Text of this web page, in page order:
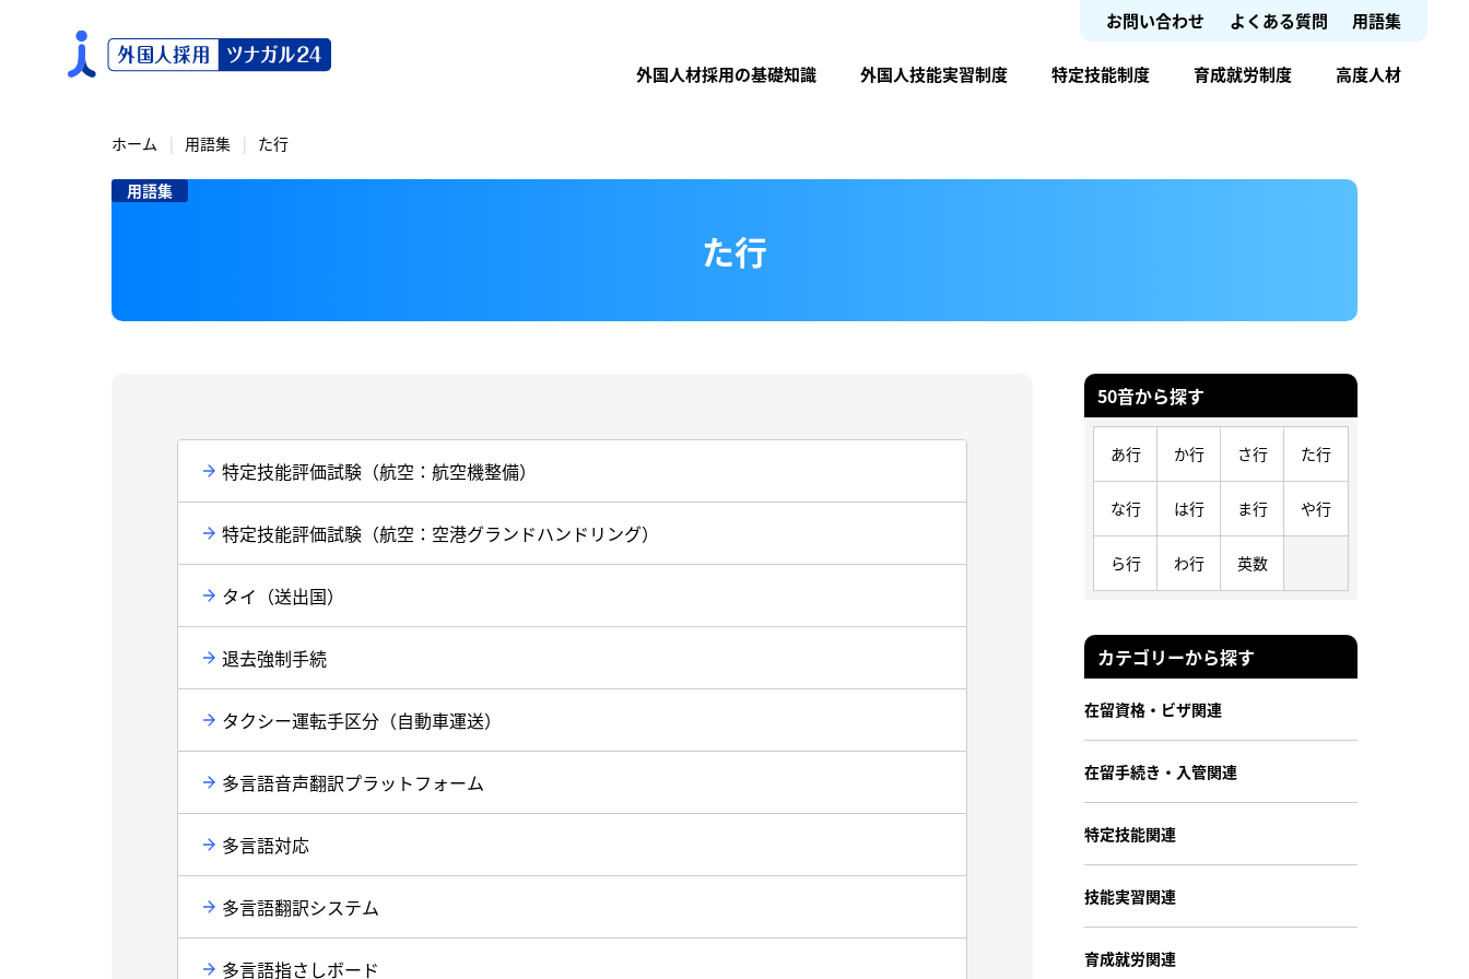
お問い合わせ よくある質問 用語集
外国人材採用の基礎知識 外国人技能実習制度 特定技能制度 育成就労制度 高度人材
ホーム 用語集 た行
用語集
た行
特定技能評価試験（航空：航空機整備）
特定技能評価試験（航空：空港グランドハンドリング）
タイ（送出国）
退去強制手続
タクシー運転手区分（自動車運送）
多言語音声翻訳プラットフォーム
多言語対応
多言語翻訳システム
多言語指さしボード
50音から探す
あ行 か行 さ行 た行
な行 は行 ま行 や行
ら行 わ行 英数
カテゴリーから探す
在留資格・ビザ関連
在留手続き・入管関連
特定技能関連
技能実習関連
育成就労関連